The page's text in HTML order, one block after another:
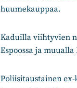
huumekauppaa.
Kaduilla viihtyvien
Espoossa ja
Poliisitaustainen